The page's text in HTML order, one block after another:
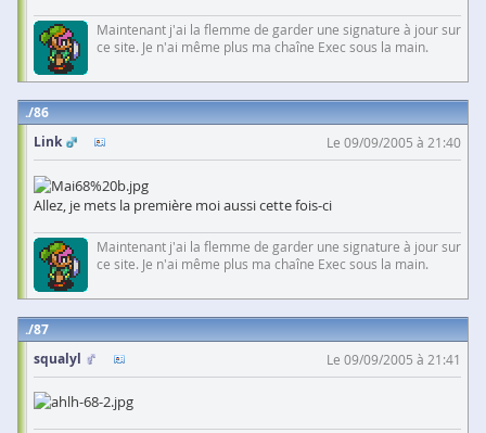
Maintenant j'ai la flemme de garder une signature à jour sur
ce site. Je n'ai même plus ma chaîne Exec sous la main.
86
Link
Le 09/09/2005 à 21:40
Allez, je mets la première moi aussi cette fois-ci
Maintenant j'ai la flemme de garder une signature à jour sur
ce site. Je n'ai même plus ma chaîne Exec sous la main.
87
squalyl
Le 09/09/2005 à 21:41